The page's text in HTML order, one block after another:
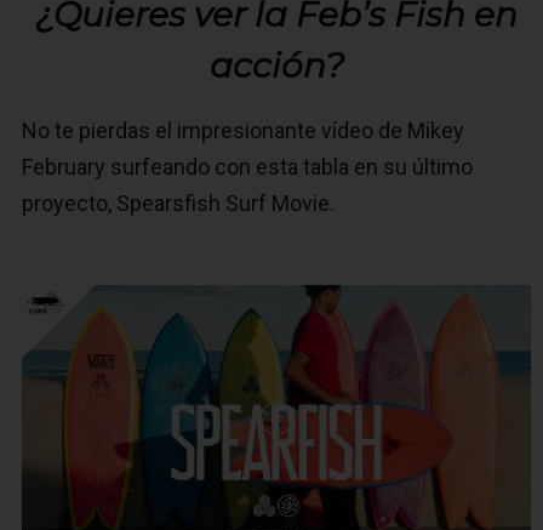
¿Quieres ver la Feb’s Fish en
acción?
No te pierdas el impresionante vídeo de Mikey
February surfeando con esta tabla en su último
proyecto, Spearsfish Surf Movie.